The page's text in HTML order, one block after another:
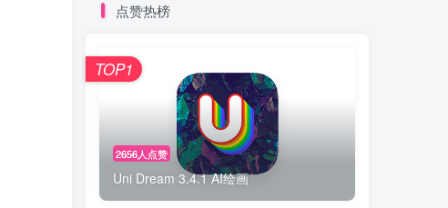
点赞热榜
2656人点赞
Uni Dream 3.4.1 AI绘画
TOP1